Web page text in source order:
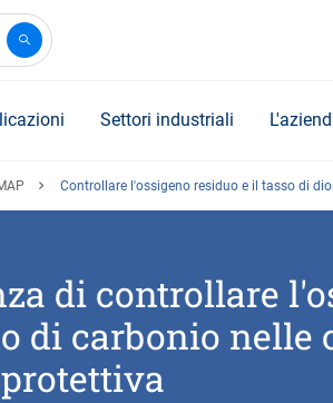
Settori industriali
Controllare l'ossigeno residuo e il tasso di
di controllare
di carbonio nelle